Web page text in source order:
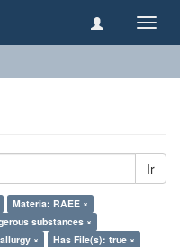
Ir
Materia: RAEE ×
substances ×
×
Has File(s): true ×